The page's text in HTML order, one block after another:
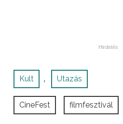
Kult , Utazás
CineFest filmfesztivál